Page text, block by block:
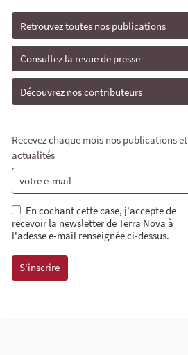
Retrouvez toutes nos publications
Consultez la revue de presse
Découvrez nos contributeurs
Recevez chaque mois nos publications et
actualités
En cochant cette case, j'accepte de
recevoir la newsletter de Terra Nova à
l'adesse e-mail renseignée ci-dessus.